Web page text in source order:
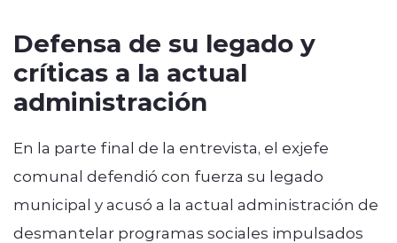
Defensa de su legado y
críticas a la actual
administración
En la parte final de la entrevista, el exjefe
comunal defendió con fuerza su legado
municipal y acusó a la actual administración de
desmantelar programas sociales impulsados